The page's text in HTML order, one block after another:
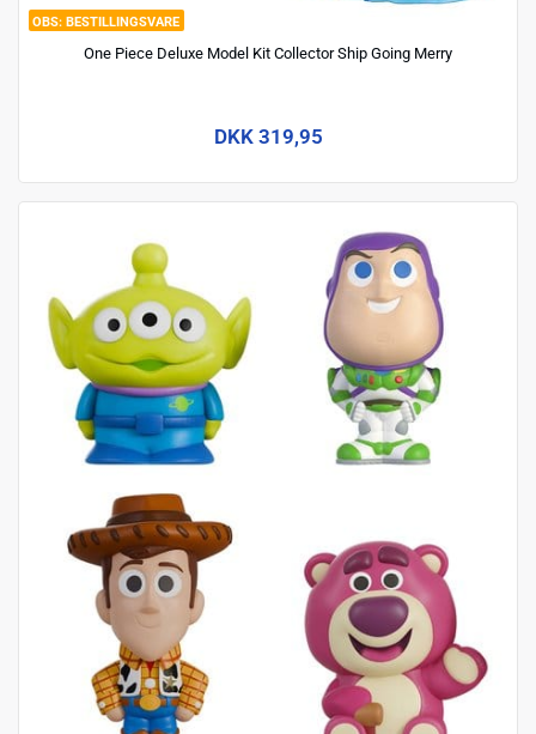
BESTILLINGSVARE
One Piece Deluxe Model Kit Collector Ship Going Merry
DKK 319,95